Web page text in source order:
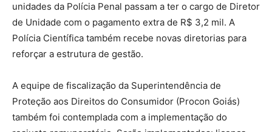
unidades da Polícia Penal passam a ter o cargo de Diretor
de Unidade com o pagamento extra de R$ 3,2 mil. A
Polícia Científica também recebe novas diretorias para
reforçar a estrutura de gestão.
A equipe de fiscalização da Superintendência de
Proteção aos Direitos do Consumidor (Procon Goiás)
também foi contemplada com a implementação do